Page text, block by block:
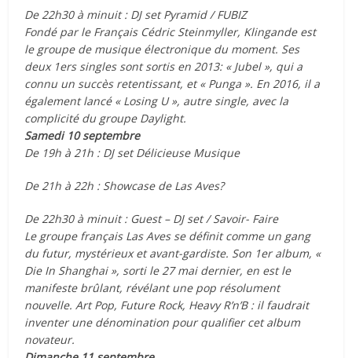
De 22h30 à minuit : DJ set Pyramid / FUBIZ
Fondé par le Français Cédric Steinmyller, Klingande est
le groupe de musique électronique du moment. Ses
deux 1ers singles sont sortis en 2013: « Jubel », qui a
connu un succès retentissant, et « Punga ». En 2016, il a
également lancé « Losing U », autre single, avec la
complicité du groupe Daylight.
Samedi 10 septembre
De 19h à 21h : DJ set Délicieuse Musique
De 21h à 22h : Showcase de Las Aves?
De 22h30 à minuit : Guest – DJ set / Savoir- Faire
Le groupe français Las Aves se définit comme un gang
du futur, mystérieux et avant-gardiste. Son 1er album, «
Die In Shanghai », sorti le 27 mai dernier, en est le
manifeste brûlant, révélant une pop résolument
nouvelle. Art Pop, Future Rock, Heavy R’n’B : il faudrait
inventer une dénomination pour qualifier cet album
novateur.